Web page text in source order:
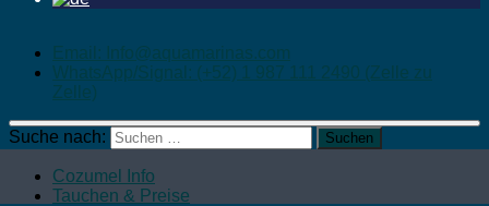
Email: Info@aquamarinas.com
WhatsApp/Signal: (+52) 1 987 111 2490 (Zelle zu
Zelle)
Suche nach:
Cozumel Info
Tauchen & Preise